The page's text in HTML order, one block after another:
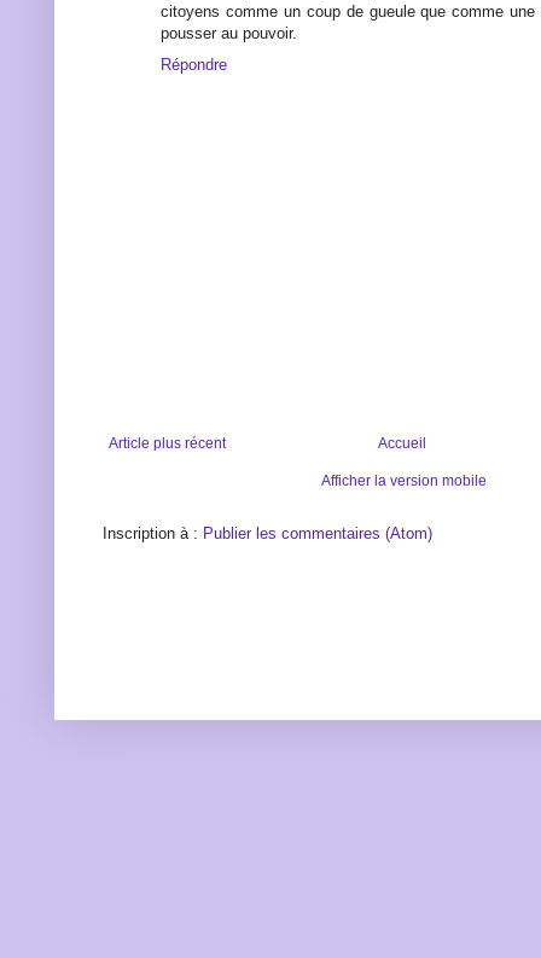
citoyens comme un coup de gueule que comme
pousser au pouvoir.
Répondre
Article plus récent Accueil
Afficher la version mobile
Inscription à : Publier les commentaires (Atom)